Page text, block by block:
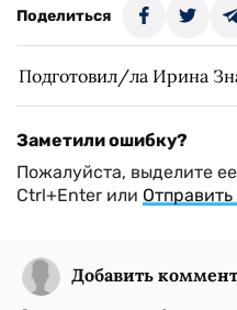
Поделиться
Подготовил/ла Ирина
Заметили ошибку?
Пожалуйста, выделите
Ctrl+Enter или
Добавить